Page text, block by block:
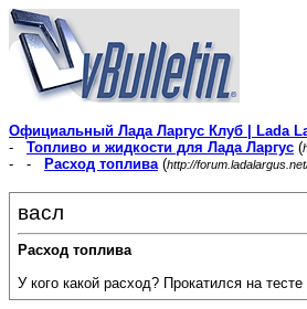
Официальный Лада Ларгус Клуб | Lada
- Топливо и жидкости для Лада Ларгус (
- -
Расход топлива(http://
васл
Расход топлива
У кого какой расход? Прокатился на